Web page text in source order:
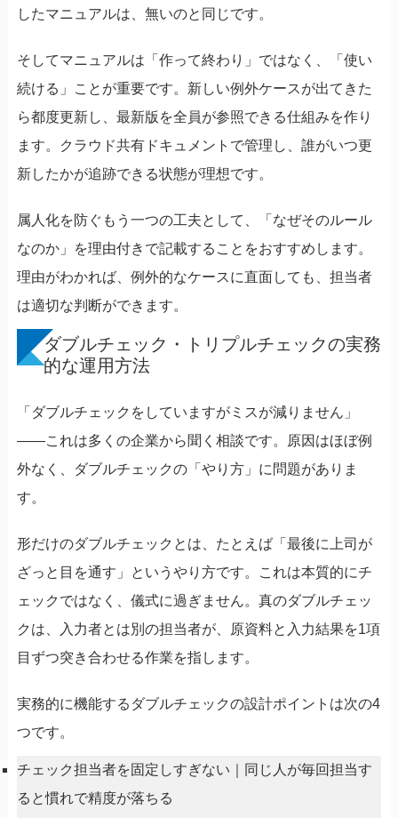
したマニュアルは、無いのと同じです。
そしてマニュアルは「作って終わり」ではなく、「使い
続ける」ことが重要です。新しい例外ケースが出てきた
ら都度更新し、最新版を全員が参照できる仕組みを作り
ます。クラウド共有ドキュメントで管理し、誰がいつ更
新したかが追跡できる状態が理想です。
属人化を防ぐもう一つの工夫として、「なぜそのルール
なのか」を理由付きで記載することをおすすめします。
理由がわかれば、例外的なケースに直面しても、担当者
は適切な判断ができます。
ダブルチェック・トリプルチェックの実務
的な運用方法
「ダブルチェックをしていますがミスが減りません」
――これは多くの企業から聞く相談です。原因はほぼ例
外なく、ダブルチェックの「やり方」に問題がありま
す。
形だけのダブルチェックとは、たとえば「最後に上司が
ざっと目を通す」というやり方です。これは本質的にチ
ェックではなく、儀式に過ぎません。真のダブルチェッ
クは、入力者とは別の担当者が、原資料と入力結果を1項
目ずつ突き合わせる作業を指します。
実務的に機能するダブルチェックの設計ポイントは次の4
つです。
チェック担当者を固定しすぎない｜同じ人が毎回担当す
ると慣れで精度が落ちる